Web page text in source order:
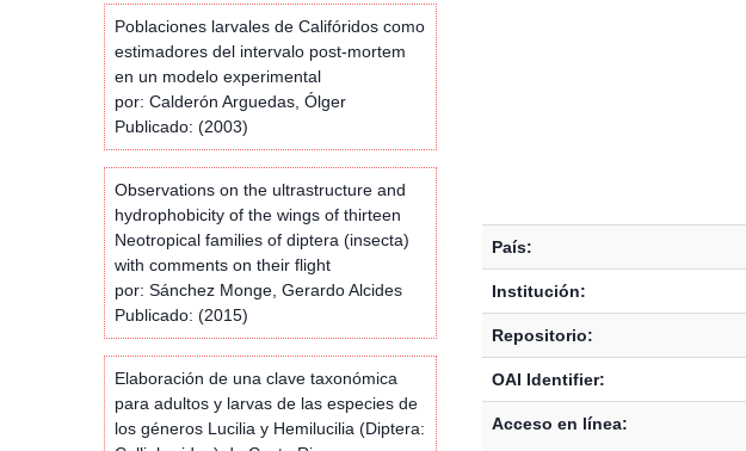
País:
Institución:
Repositorio:
OAI Identifier:
Acceso en línea:
Poblaciones larvales de Califóridos como
estimadores del intervalo post-mortem
en un modelo experimental
por: Calderón Arguedas, Ólger
Publicado: (2003)
Observations on the ultrastructure and
hydrophobicity of the wings of thirteen
Neotropical families of diptera (insecta)
with comments on their flight
por: Sánchez Monge, Gerardo Alcides
Publicado: (2015)
Elaboración de una clave taxonómica
para adultos y larvas de las especies de
los géneros Lucilia y Hemilucilia (Diptera: